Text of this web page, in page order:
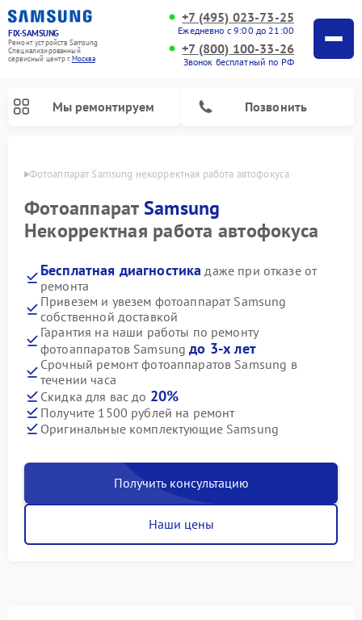
FIX-SAMSUNG
Ремонт устройств Samsung
Специализированный
cервисный центр г.Москва
+7 (495) 023-73-25
Ежедневно с 9:00 до 21:00
+7 (800) 100-33-26
Звонок бесплатный по РФ
Мы ремонтируем Позвонить
Фотоаппарат Samsung некорректная работа автофокуса
ФотоаппаратSamsung
Некорректная работа автофокуса
Бесплатная диагностика даже при отказе от
ремонта
Привезем и увезем фотоаппарат Samsung
собственной доставкой
Гарантия на наши работы по ремонту
фотоаппаратов Samsungдо 3-х лет
Срочный ремонт фотоаппаратов Samsung в
течении часа
Скидка для вас до 20%
Получите 1500 рублей на ремонт
Оригинальные комплектующие Samsung
Получить консультацию
Наши цены